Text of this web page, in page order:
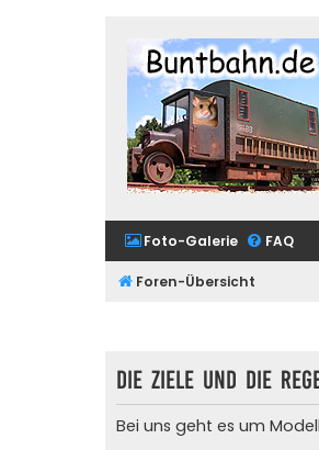
Foto-Galerie FAQ
Foren-Übersicht
Die Ziele und die
Bei uns geht es um